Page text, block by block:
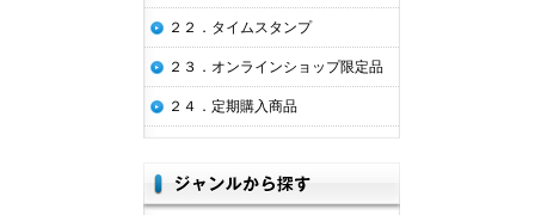
２２．タイムスタンプ
２３．オンラインショップ限定品
２４．定期購入商品